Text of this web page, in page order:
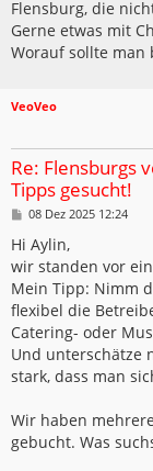
Flensburg, die
Gerne etwas mit
Worauf sollte man
VeoVeo
Re: Flensburgs
Tipps gesucht!
B
i
t
r
a
g
08 Dez 2025 12:24
Hi Aylin,
wir standen vor
Mein Tipp: Nimm
flexibel die
Catering- oder
Und unterschätze
stark, dass man
Wir haben
gebucht. Was